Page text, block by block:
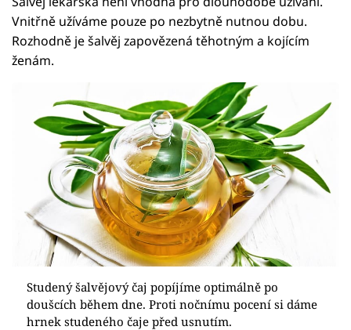
Vnitřně užíváme pouze po nezbytně nutnou dobu.
Rozhodně je šalvěj zapovězená těhotným a kojícím
ženám.
Studený šalvějový čaj popíjíme optimálně po
doušcích během dne. Proti nočnímu pocení si dáme
hrnek studeného čaje před usnutím.